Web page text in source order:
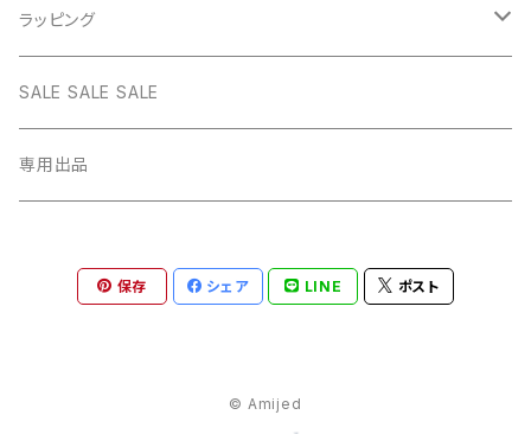
PICTURE
RED
PICTURE
star
CHOKER
EARRING
チェーン
インテリア
MEXICAN CROSS
オリジナルポーチ
Pouch S
Pouch L
ナップサック
ラッピング
ネックレスギフトBOX
ラッピング
SALE SALE SALE
専用出品
保存 シェア LINE ポスト
© Amijed